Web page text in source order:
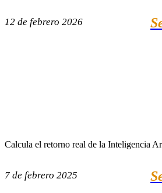
12 de febrero 2026
Calcula el retorno real de la Inteligencia
7 de febrero 2025